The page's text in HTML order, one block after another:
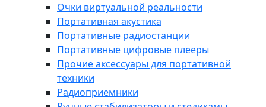
Очки виртуальной реальности
Портативная акустика
Портативные радиостанции
Портативные цифровые плееры
Прочие аксессуары для портативной
техники
Радиоприемники